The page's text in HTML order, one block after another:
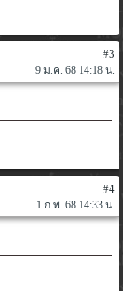
#3
9 ม.ค. 68 14:18 น.
#4
1 ก.พ. 68 14:33 น.